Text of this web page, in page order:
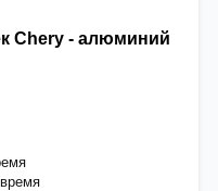
Chery - алюминий